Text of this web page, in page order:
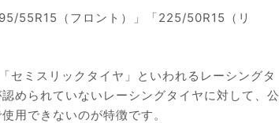
55R15（フロント）」「225/50R15（リ
セミスリックタイヤ」といわれるレーシングタ
められていないレーシングタイヤに対して、公
用できないのが特徴です。